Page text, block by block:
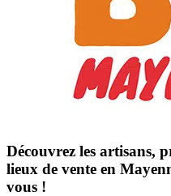
Découvrez les artisans,
lieux de vente en
vous !